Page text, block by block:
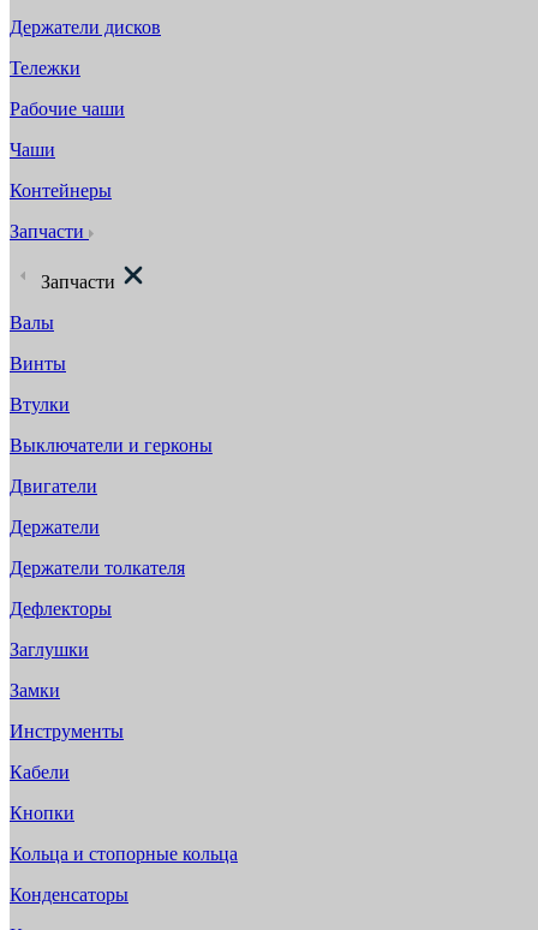
Держатели дисков
Тележки
Рабочие чаши
Чаши
Контейнеры
Запчасти
Запчасти
Валы
Винты
Втулки
Выключатели и герконы
Двигатели
Держатели
Держатели толкателя
Дефлекторы
Заглушки
Замки
Инструменты
Кабели
Кнопки
Кольца и стопорные кольца
Конденсаторы